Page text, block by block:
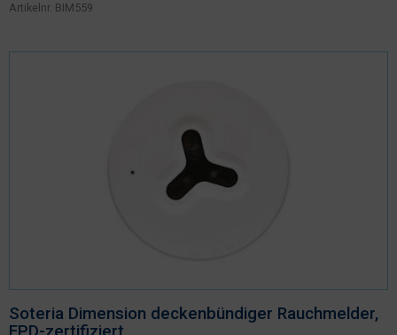
Artikelnr. BIM559
Soteria Dimension deckenbündiger Rauchmelder,